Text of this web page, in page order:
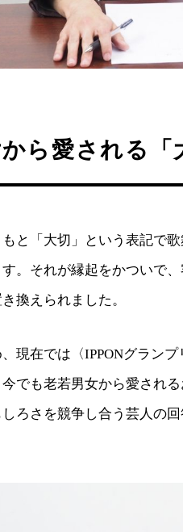
ら愛される「
と「大切」という表記で
。それが縁起をかついで
換えられました。
現在では〈IPPONグラン
でも老若男女から愛され
ろさを競争し合う芸人の